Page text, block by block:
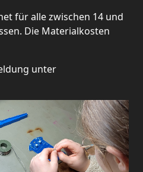
für alle zwischen 14 und
Die Materialkosten
unter